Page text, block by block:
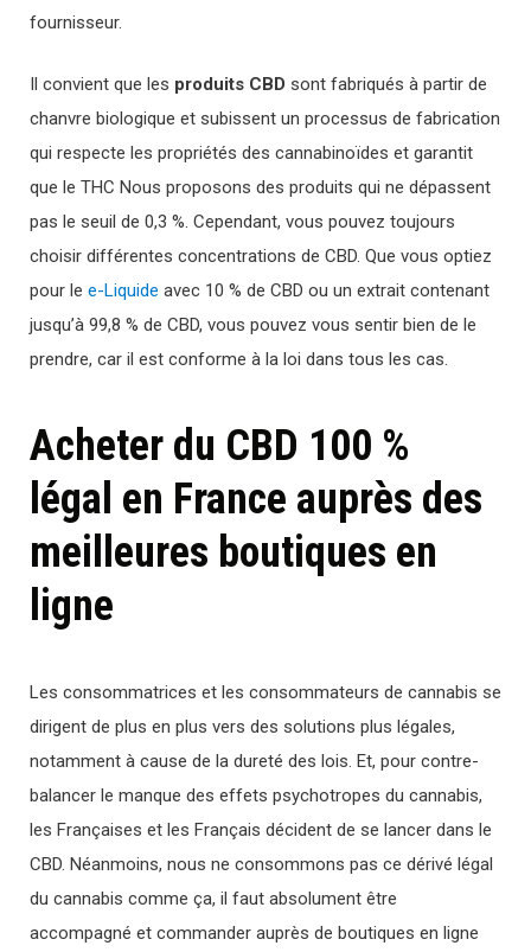
fournisseur.
Il convient que les produits CBD sont fabriqués à partir de
chanvre biologique et subissent un processus de fabrication
qui respecte les propriétés des cannabinoïdes et garantit
que le THC Nous proposons des produits qui ne dépassent
pas le seuil de 0,3 %. Cependant, vous pouvez toujours
choisir différentes concentrations de CBD. Que vous optiez
pour le e-Liquide avec 10 % de CBD ou un extrait contenant
jusqu’à 99,8 % de CBD, vous pouvez vous sentir bien de le
prendre, car il est conforme à la loi dans tous les cas.
Acheter du CBD 100 %
légal en France auprès des
meilleures boutiques en
ligne
Les consommatrices et les consommateurs de cannabis se
dirigent de plus en plus vers des solutions plus légales,
notamment à cause de la dureté des lois. Et, pour contre-
balancer le manque des effets psychotropes du cannabis,
les Françaises et les Français décident de se lancer dans le
CBD. Néanmoins, nous ne consommons pas ce dérivé légal
du cannabis comme ça, il faut absolument être
accompagné et commander auprès de boutiques en ligne